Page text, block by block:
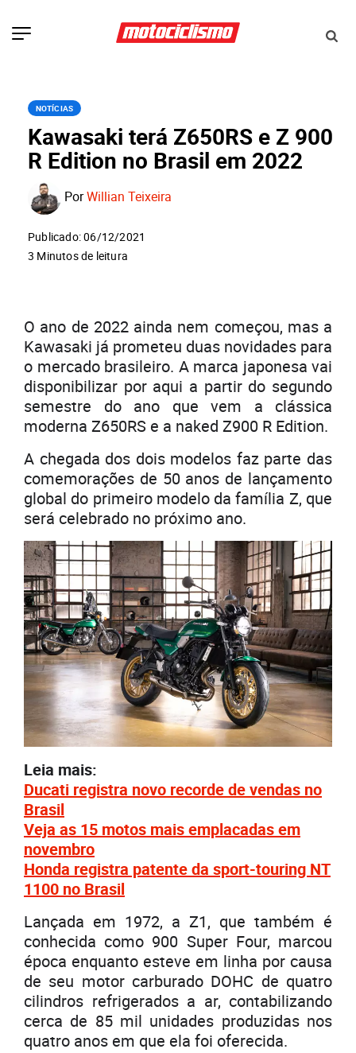
NOTÍCIAS
Kawasaki terá Z650RS e Z 900
R Edition no Brasil em 2022
PorWillian Teixeira
Publicado: 06/12/2021
3 Minutos de leitura
O ano de 2022 ainda nem começou, mas a
Kawasaki já prometeu duas novidades para
o mercado brasileiro. A marca japonesa vai
disponibilizar por aqui a partir do segundo
semestre do ano que vem a clássica
moderna Z650RS e a naked Z900 R Edition.
A chegada dos dois modelos faz parte das
comemorações de 50 anos de lançamento
global do primeiro modelo da família Z, que
será celebrado no próximo ano.
Leia mais:
Ducati registra novo recorde de vendas no
Brasil
Veja as 15 motos mais emplacadas em
novembro
Honda registra patente da sport-touring NT
1100 no Brasil
Lançada em 1972, a Z1, que também é
conhecida como 900 Super Four, marcou
época enquanto esteve em linha por causa
de seu motor carburado DOHC de quatro
cilindros refrigerados a ar, contabilizando
cerca de 85 mil unidades produzidas nos
quatro anos em que ela foi oferecida.